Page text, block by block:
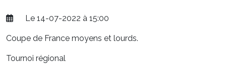
Le 14-07-2022 à 15:00
Coupe de France moyens et lourds.
Tournoi régional